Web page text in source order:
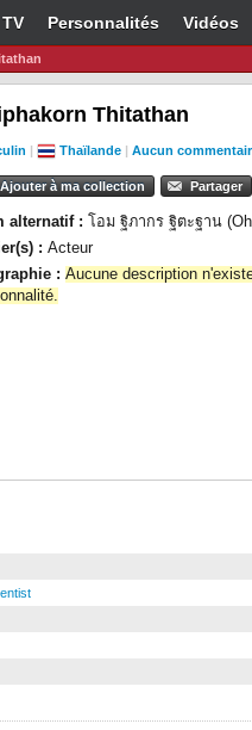
Personnalités Vidéos
Thitathan
| Thaïlande | Aucun
Ajouter à ma collection Partager
alternatif : โอม ฐิภากร ฐิตะฐาน
: Acteur
: Aucune description